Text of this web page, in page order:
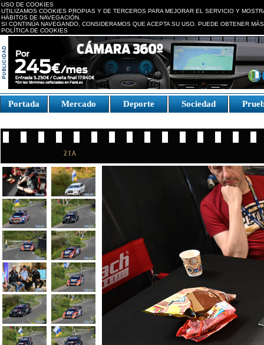
USO DE COOKIES
UTILIZAMOS COOKIES PROPIAS Y DE TERCEROS PARA MEJORAR EL SERVICIO Y
HÁBITOS DE NAVEGACIÓN.
SI CONTINÚA NAVEGANDO, CONSIDERAMOS QUE ACEPTA SU USO. PUEDE OBTENER
POLÍTICA DE COOKIES
replica watches canada
Portada Mercado Deporte Sociedad